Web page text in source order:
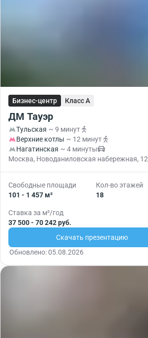
Бизнес-центр Класс A
ДМ Тауэр
Тульская ~ 9 минут
Верхние котлы ~ 12 минут
Нагатинская ~ 4 минуты
Москва, Новоданиловская набережная, 12
Свободные площади
101 - 1 457 м²
Кол-во этажей
18
Ставка за м²/год
37 500 - 70 242 руб.
Скачать презентацию
Обновлено: 05.08.2026